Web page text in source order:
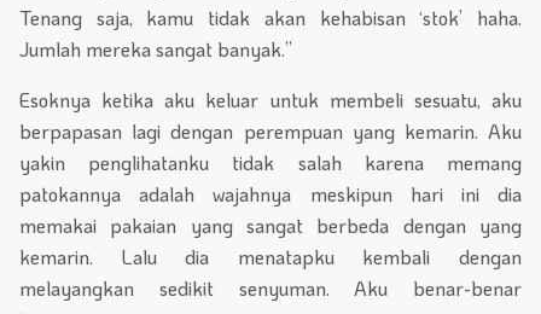
Tenang saja, kamu tidak akan kehabisan ‘stok’ haha.
Jumlah mereka sangat banyak.”
Esoknya ketika aku keluar untuk membeli sesuatu, aku
berpapasan lagi dengan perempuan yang kemarin. Aku
yakin penglihatanku tidak salah karena memang
patokannya adalah wajahnya meskipun hari ini dia
memakai pakaian yang sangat berbeda dengan yang
kemarin. Lalu dia menatapku kembali dengan
melayangkan sedikit senyuman. Aku benar-benar